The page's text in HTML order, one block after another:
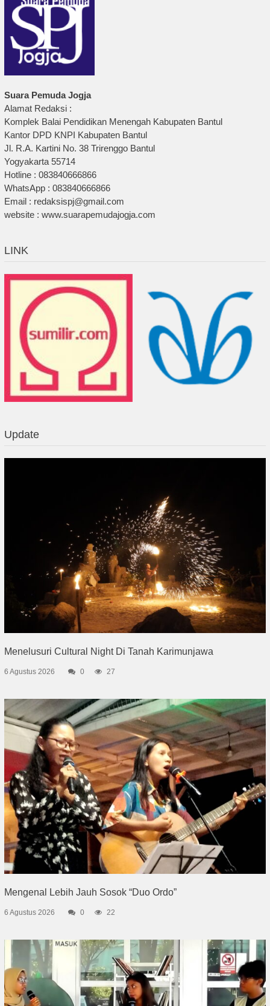
Suara Pemuda Jogja
Alamat Redaksi :
Komplek Balai Pendidikan Menengah Kabupaten Bantul
Kantor DPD KNPI Kabupaten Bantul
Jl. R.A. Kartini No. 38 Trirenggo Bantul
Yogyakarta 55714
Hotline : 083840666866
WhatsApp : 083840666866
Email : redaksispj@gmail.com
website : www.suarapemudajogja.com
LINK
Update
Menelusuri Cultural Night Di Tanah Karimunjawa
6 Agustus 2026 0 27
Mengenal Lebih Jauh Sosok “Duo Ordo”
6 Agustus 2026 0 22